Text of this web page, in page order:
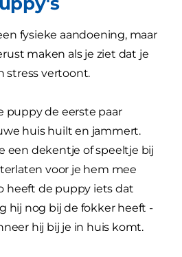
fysieke aandoening, maar
maken als je ziet dat je
stress vertoont.
puppy de eerste paar
huis huilt en jammert.
een dekentje of speeltje bij
voor je hem mee
heeft de puppy iets dat
hij nog bij de fokker heeft -
hij bij je in huis komt.